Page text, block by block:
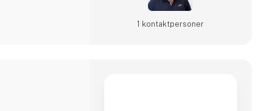
1 kontakt­personer